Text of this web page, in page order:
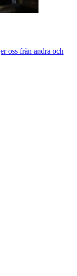
oss från andra och